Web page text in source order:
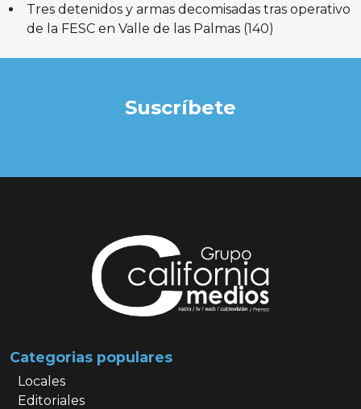
Tres detenidos y armas decomisadas tras operativo
de la FESC en Valle de las Palmas (140)
Suscríbete
Categorias populares
Locales
Editoriales